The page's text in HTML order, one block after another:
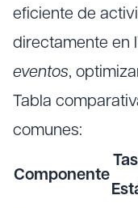
eficiente de
directamente en
eventos,
Tabla
comunes:
Componente